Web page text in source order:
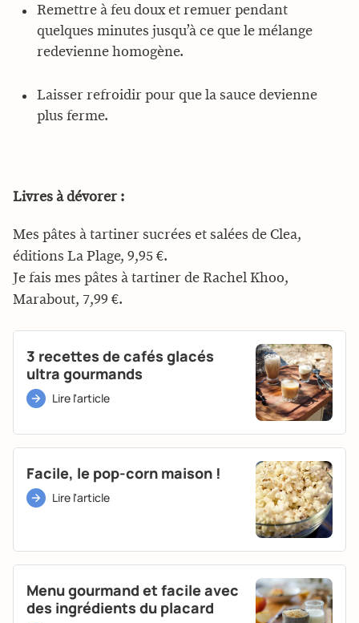
Remettre à feu doux et remuer pendant
quelques minutes jusqu’à ce que le mélange
redevienne homogène.
Laisser refroidir pour que la sauce devienne
plus ferme.
Livres à dévorer :
Mes pâtes à tartiner sucrées et salées de Clea,
éditions La Plage, 9,95 €.
Je fais mes pâtes à tartiner de Rachel Khoo,
Marabout, 7,99 €.
3 recettes de cafés glacés
ultra gourmands
Lire l'article
Facile, le pop-corn maison !
Lire l'article
Menu gourmand et facile avec
des ingrédients du placard